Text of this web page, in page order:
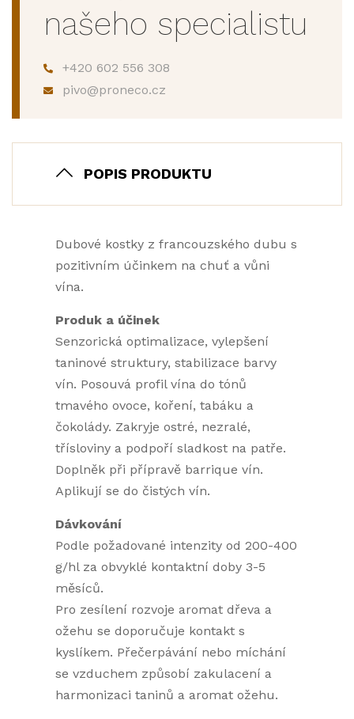
našeho specialistu
+420 602 556 308
pivo@proneco.cz
POPIS PRODUKTU
Dubové kostky z francouzského dubu s
pozitivním účinkem na chuť a vůni
vína.
Produk a účinek
Senzorická optimalizace, vylepšení
taninové struktury, stabilizace barvy
vín. Posouvá profil vína do tónů
tmavého ovoce, koření, tabáku a
čokolády. Zakryje ostré, nezralé,
třísloviny a podpoří sladkost na patře.
Doplněk při přípravě barrique vín.
Aplikují se do čistých vín.
Dávkování
Podle požadované intenzity od 200-400
g/hl za obvyklé kontaktní doby 3-5
měsíců.
Pro zesílení rozvoje aromat dřeva a
ožehu se doporučuje kontakt s
kyslíkem. Přečerpávání nebo míchání
se vzduchem způsobí zakulacení a
harmonizaci taninů a aromat ožehu.